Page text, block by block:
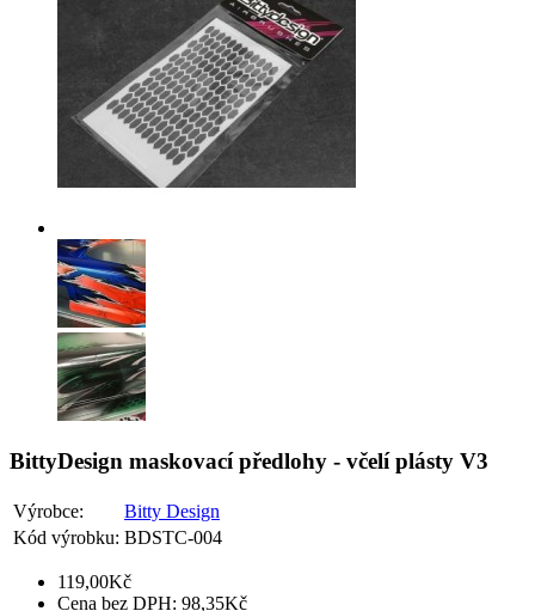
BittyDesign maskovací předlohy - včelí plásty V3
Výrobce:
Bitty Design
Kód výrobku: BDSTC-004
119,00Kč
Cena bez DPH: 98,35Kč